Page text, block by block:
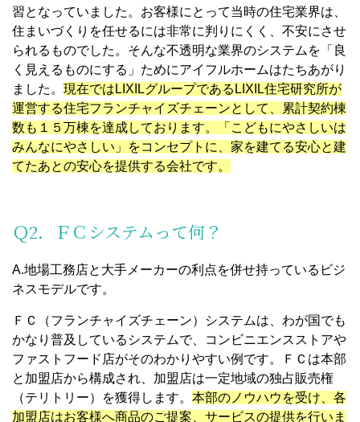
習となっていました。お客様にとって当時の住宅業界は、
住まいづくりを任せるには非常に判りにくく、不安にさせ
られるものでした。そんな不透明な業界のシステムを「良
く見えるものにする」ためにアイフルホームはたちあがり
ました。 現在ではLIXILグループであるLIXIL住宅研究所が
運営する住宅フランチャイズチェーンとして、累計契約棟
数も１５万棟を達成しております。「こどもにやさしいは
みんなにやさしい」をコンセプトに、家を建てる安心と建
てたあとの安心を提供する会社です。
Ｑ2．ＦＣシステムって何？
A.地場工務店と大手メーカーの利点を併せ持っているビジ
ネスモデルです。
ＦＣ（フランチャイズチェーン）システムは、わが国でも
かなり普及しているシステムで、コンビニエンスストアや
ファストフード店がそのわかりやすい例です。ＦＣは本部
と加盟店から構成され、加盟店は一定地域の独占販売権
（テリトリー）を獲得します。 本部のノウハウを受け、各
加盟店はお客様へ商品のご提案、サービスの提供を行いま